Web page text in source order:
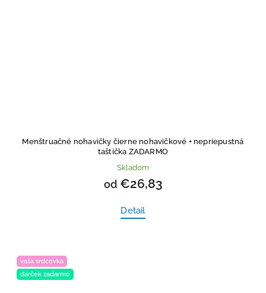
Menštruačné nohavičky čierne nohavičkové + nepriepustná
taštička ZADARMO
Skladom
od€26,83
Detail
vaša srdcovka
darček zadarmo